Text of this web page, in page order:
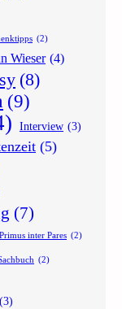
(2)
Wieser (4)
(8)
(9)
Interview (3)
(5)
(7)
Primus inter Pares (2)
(2)
(3)